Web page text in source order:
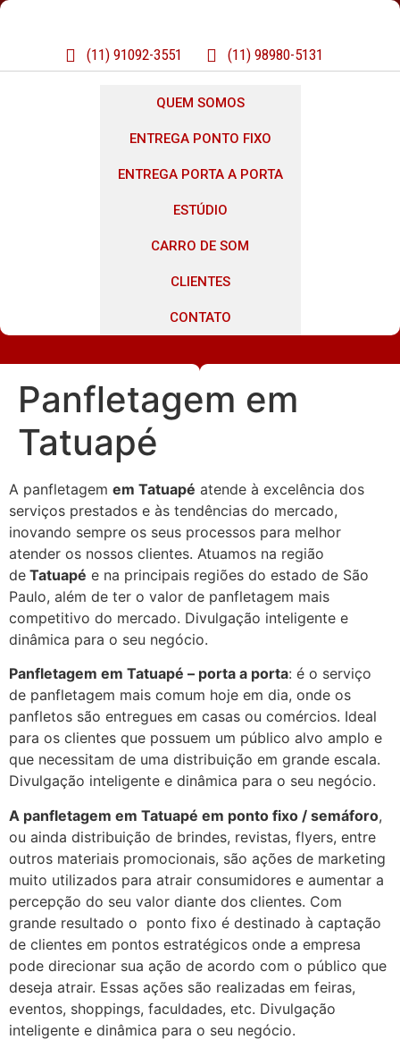
(11) 91092-3551 (11) 98980-5131
QUEM SOMOS
ENTREGA PONTO FIXO
ENTREGA PORTA A PORTA
ESTÚDIO
CARRO DE SOM
CLIENTES
CONTATO
Panfletagem em
Tatuapé
A panfletagem em Tatuapé atende à excelência dos
serviços prestados e às tendências do mercado,
inovando sempre os seus processos para melhor
atender os nossos clientes. Atuamos na região
de Tatuapé e na principais regiões do estado de São
Paulo, além de ter o valor de panfletagem mais
competitivo do mercado. Divulgação inteligente e
dinâmica para o seu negócio.
Panfletagem em Tatuapé – porta a porta: é o serviço
de panfletagem mais comum hoje em dia, onde os
panfletos são entregues em casas ou comércios. Ideal
para os clientes que possuem um público alvo amplo e
que necessitam de uma distribuição em grande escala.
Divulgação inteligente e dinâmica para o seu negócio.
A panfletagem em Tatuapé em ponto fixo / semáforo,
ou ainda distribuição de brindes, revistas, flyers, entre
outros materiais promocionais, são ações de marketing
muito utilizados para atrair consumidores e aumentar a
percepção do seu valor diante dos clientes. Com
grande resultado o ponto fixo é destinado à captação
de clientes em pontos estratégicos onde a empresa
pode direcionar sua ação de acordo com o público que
deseja atrair. Essas ações são realizadas em feiras,
eventos, shoppings, faculdades, etc. Divulgação
inteligente e dinâmica para o seu negócio.